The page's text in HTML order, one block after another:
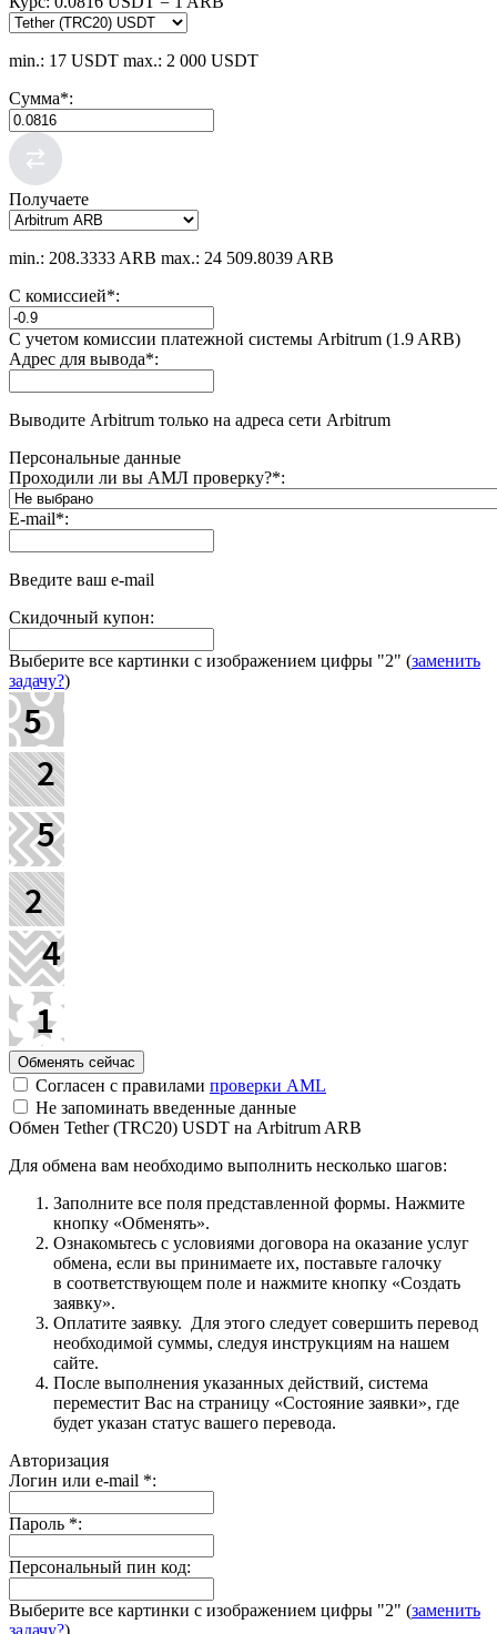
min.: 17 USDT max.: 2 000 USDT
Сумма*:
Получаете
min.: 208.3333 ARB max.: 24 509.8039 ARB
С комиссией*:
С учетом комиссии платежной системы Arbitrum (1.9 ARB)
Адрес для вывода*:
Выводите Arbitrum только на адреса сети Arbitrum
Персональные данные
Проходили ли вы АМЛ проверку?*:
E-mail*:
Введите ваш e-mail
Скидочный купон:
Выберите все картинки с изображением цифры "2" (заменить
задачу?)
Согласен с правилами проверки AML
Не запоминать введенные данные
Обмен Tether (TRC20) USDT на Arbitrum ARB
Для обмена вам необходимо выполнить несколько шагов:
Заполните все поля представленной формы. Нажмите
кнопку «Обменять».
Ознакомьтесь с условиями договора на оказание услуг
обмена, если вы принимаете их, поставьте галочку
в соответствующем поле и нажмите кнопку «Создать
заявку».
Оплатите заявку. Для этого следует совершить перевод
необходимой суммы, следуя инструкциям на нашем
сайте.
После выполнения указанных действий, система
переместит Вас на страницу «Состояние заявки», где
будет указан статус вашего перевода.
Авторизация
Логин или e-mail *:
Пароль *:
Персональный пин код:
Выберите все картинки с изображением цифры "2" (заменить
задачу?)